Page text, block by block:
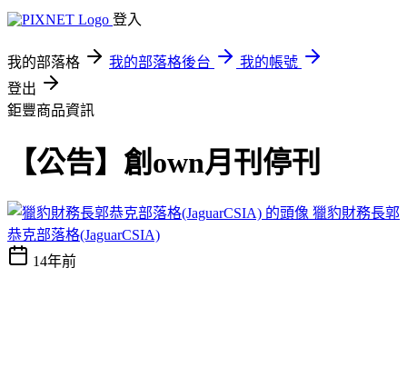
登入
我的部落格 我的部落格後台
我的帳號
登出
鉅豐商品資訊
【公告】創own月刊停刊
獵豹財務長郭
恭克部落格(JaguarCSIA)
14年前